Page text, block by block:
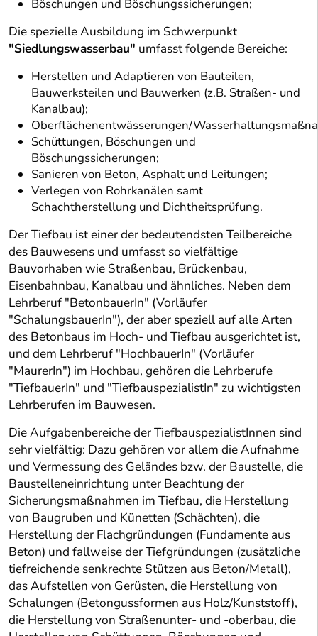
Böschungen und Böschungssicherungen;
Die spezielle Ausbildung im Schwerpunkt
"Siedlungswasserbau" umfasst folgende Bereiche:
Herstellen und Adaptieren von Bauteilen,
Bauwerksteilen und Bauwerken (z.B. Straßen- und
Kanalbau);
Oberflächenentwässerungen/
Schüttungen, Böschungen und
Böschungssicherungen;
Sanieren von Beton, Asphalt und Leitungen;
Verlegen von Rohrkanälen samt
Schachtherstellung und Dichtheitsprüfung.
Der Tiefbau ist einer der bedeutendsten Teilbereiche
des Bauwesens und umfasst so vielfältige
Bauvorhaben wie Straßenbau, Brückenbau,
Eisenbahnbau, Kanalbau und ähnliches. Neben dem
Lehrberuf "BetonbauerIn" (Vorläufer
"SchalungsbauerIn"), der aber speziell auf alle Arten
des Betonbaus im Hoch- und Tiefbau ausgerichtet ist,
und dem Lehrberuf "HochbauerIn" (Vorläufer
"MaurerIn") im Hochbau, gehören die Lehrberufe
"TiefbauerIn" und "TiefbauspezialistIn" zu wichtigsten
Lehrberufen im Bauwesen.
Die Aufgabenbereiche der TiefbauspezialistInnen sind
sehr vielfältig: Dazu gehören vor allem die Aufnahme
und Vermessung des Geländes bzw. der Baustelle, die
Baustelleneinrichtung unter Beachtung der
Sicherungsmaßnahmen im Tiefbau, die Herstellung
von Baugruben und Künetten (Schächten), die
Herstellung der Flachgründungen (Fundamente aus
Beton) und fallweise der Tiefgründungen (zusätzliche
tiefreichende senkrechte Stützen aus Beton/Metall),
das Aufstellen von Gerüsten, die Herstellung von
Schalungen (Betongussformen aus Holz/Kunststoff),
die Herstellung von Straßenunter- und -oberbau, die